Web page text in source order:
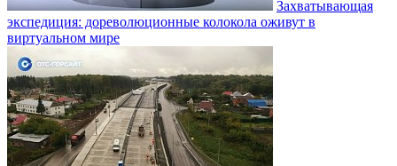
Захватывающая
экспедиция: дореволюционные колокола оживут в
виртуальном мире